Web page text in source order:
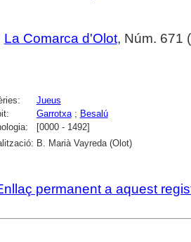
La Comarca d'Olot, Núm. 671
Jueus
Garrotxa; Besalú
[0000 - 1492]
B. Marià Vayreda (Olot)
permanent a aquest